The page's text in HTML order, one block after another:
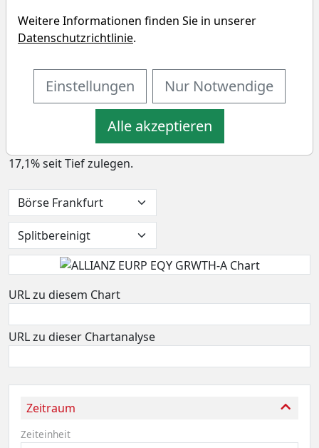
EURP EQY GRWTH-A eine Rendite von 4,5% erzielt. In
den vergangenen vier Wochen lag die Rendite bei 1,6%.
bei 346,38 EUR. Derzeitig notiert der Preis bei 335,83
EUR, womit sich die Aktie 3,0% unter ihrem 52-
Wochenhoch befindet. Das 52-Wochentief markierte
die Aktie am 23.03.2026 bei 286,68 EUR. Seitdem konnte
sich die Aktie auf 335,83 EUR erholen und damit um
17,1% seit Tief zulegen.
URL zu diesem Chart
URL zu dieser Chartanalyse
Zeitraum
Zeiteinheit
Weitere Informationen finden Sie in unserer
Datenschutzrichtlinie.
Einstellungen Nur Notwendige
Alle akzeptieren